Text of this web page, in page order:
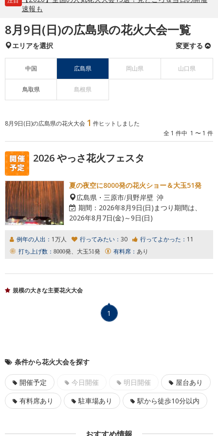
速報も
8月9日(日)の広島県の花火大会一覧
エリアを選択 変更する
中国 広島県 岡山県 山口県
鳥取県 島根県
8月9日(日)の広島県の花火大会 1 件ヒットしました
全 1 件中 1 〜 1 件
2026 やっさ花火フェスタ
夏の夜空に8000発の花火ショー＆大玉51発
広島県・三原市/貝野岸壁 沖
期間： 2026年8月9日(日)まつり期間は、
2026年8月7日(金)～9日(日)
例年の人出： 1万人 行ってみたい： 30 行ってよかった： 11
打ち上げ数： 8000発、大玉51発 有料席： あり
規模の大きな主要花火大会
1
条件から花火大会を探す
開催予定 今日開催 明日開催
屋台あり
有料席あり
駐車場あり 駅から徒歩10分以内